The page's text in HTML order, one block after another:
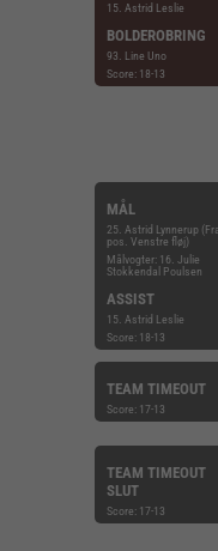
15. Astrid Leslie
BOLDEROBRING
93. Line Uno
Score: 18-13
MÅL
25. Astrid Lynnerup (Fra
pos. Venstre fløj)
Målvogter: 16. Julie
Stokkendal Poulsen
ASSIST
15. Astrid Leslie
Score: 18-13
TEAM TIMEOUT
Score: 17-13
TEAM TIMEOUT
SLUT
Score: 17-13